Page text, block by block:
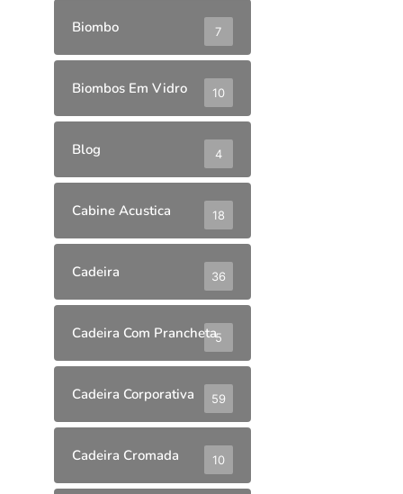
Biombo 7
Biombos Em Vidro 10
Blog 4
Cabine Acustica 18
Cadeira 36
Cadeira Com Prancheta5
Cadeira Corporativa 59
Cadeira Cromada 10